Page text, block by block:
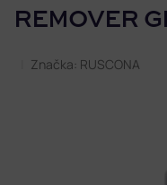
REMOVER
Značka: RUSCONA